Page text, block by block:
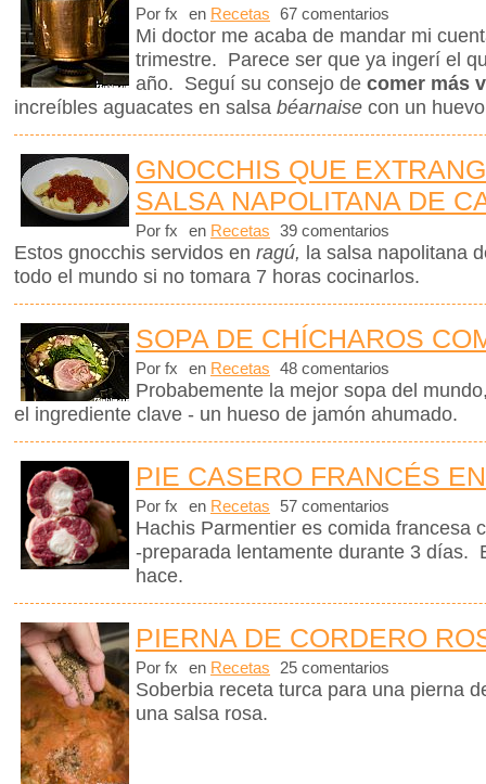
Por fx en Recetas 67 comentarios
Mi doctor me acaba de mandar mi
trimestre. Parece ser que ya ingerí el
año. Seguí su consejo de comer más
increíbles aguacates en salsa béarnaise con un
GNOCCHIS QUE
SALSA NAPOLITANA DE
Por fx en Recetas 39 comentarios
Estos gnocchis servidos en ragú, la salsa napolitana
todo el mundo si no tomara 7 horas cocinarlos.
SOPA DE CHÍCHAROS
Por fx en Recetas 48 comentarios
Probabemente la mejor sopa del
el ingrediente clave - un hueso de jamón ahumado.
PIE CASERO FRANCÉS
Por fx en Recetas 57 comentarios
Hachis Parmentier es comida francesa
-preparada lentamente durante 3 días.
hace.
PIERNA DE CORDERO
Por fx en Recetas 25 comentarios
Soberbia receta turca para una pierna
una salsa rosa.